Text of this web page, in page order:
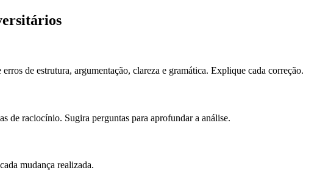
de estrutura, argumentação, clareza e gramática. Explique cada correção.
de raciocínio. Sugira perguntas para aprofundar a análise.
mudança realizada.